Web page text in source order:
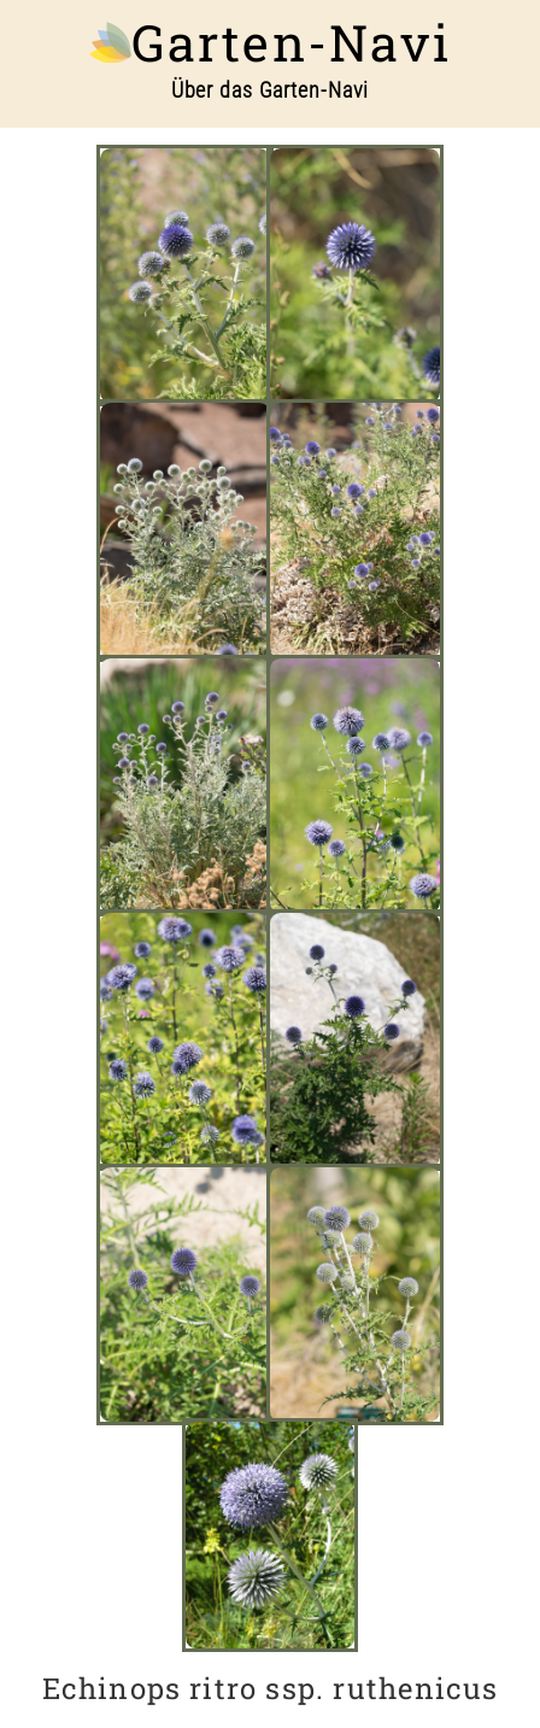
Garten-Navi
Über das Garten-Navi
Echinops ritro ssp. ruthenicus